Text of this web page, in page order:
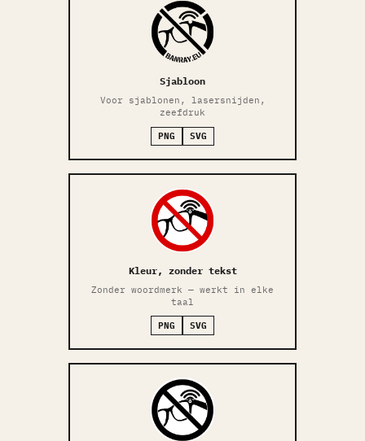
Sjabloon
Voor sjablonen, lasersnijden,
zeefdruk
PNG SVG
Kleur, zonder tekst
Zonder woordmerk — werkt in elke
taal
PNG SVG